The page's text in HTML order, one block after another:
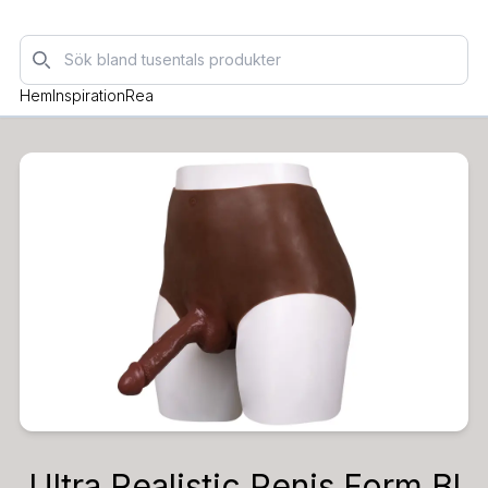
Sök
HemInspirationRea